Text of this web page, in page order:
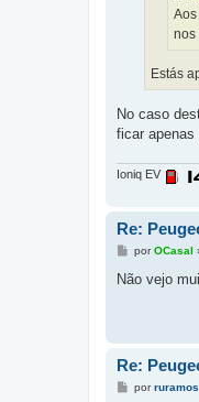
nos
Estás
No caso
ficar apenas
Ioniq EV
Re:
M
n
m
porOCasal
Não vejo
Re:
Mporruramos